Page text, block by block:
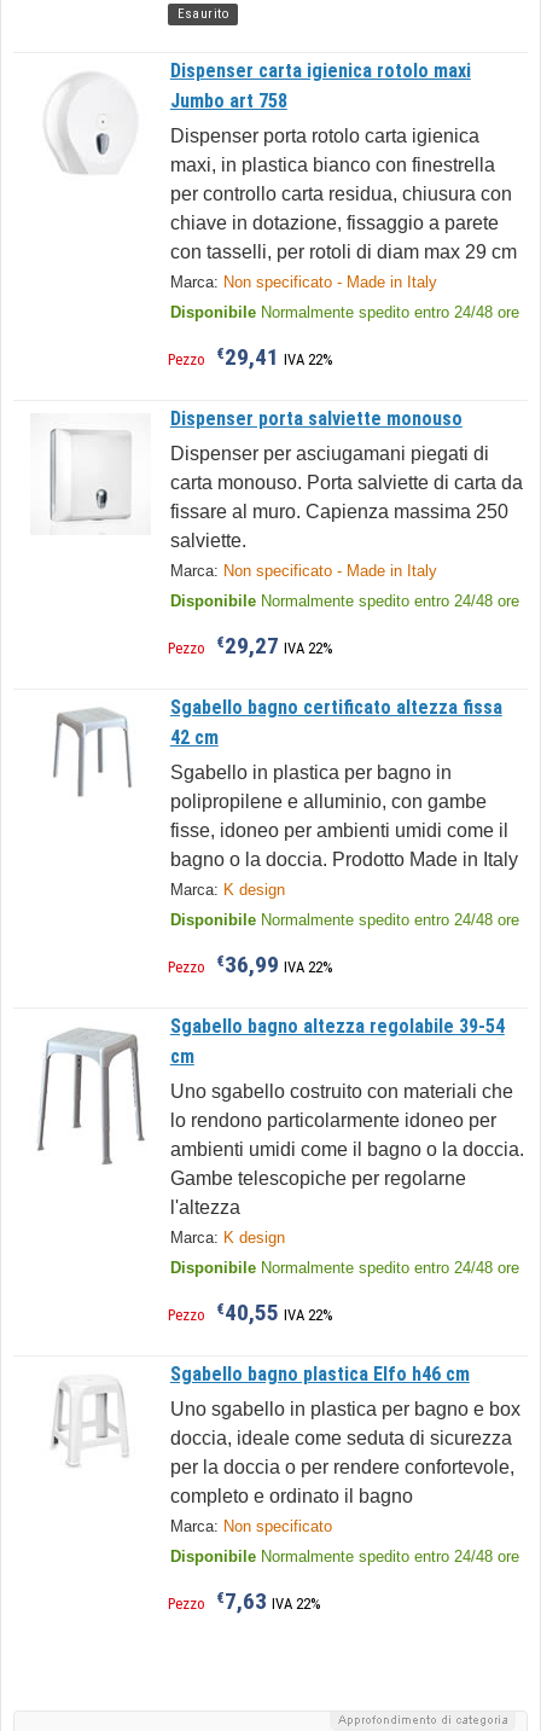
Esaurito
Dispenser carta igienica rotolo maxi
Jumbo art 758
Dispenser porta rotolo carta igienica
maxi, in plastica bianco con finestrella
per controllo carta residua, chiusura con
chiave in dotazione, fissaggio a parete
con tasselli, per rotoli di diam max 29 cm
Marca: Non specificato - Made in Italy
Disponibile Normalmente spedito entro 24/48 ore
Pezzo €29,41 IVA 22%
Dispenser porta salviette monouso
Dispenser per asciugamani piegati di
carta monouso. Porta salviette di carta da
fissare al muro. Capienza massima 250
salviette.
Marca: Non specificato - Made in Italy
Disponibile Normalmente spedito entro 24/48 ore
Pezzo €29,27 IVA 22%
Sgabello bagno certificato altezza fissa
42 cm
Sgabello in plastica per bagno in
polipropilene e alluminio, con gambe
fisse, idoneo per ambienti umidi come il
bagno o la doccia. Prodotto Made in Italy
Marca: K design
Disponibile Normalmente spedito entro 24/48 ore
Pezzo €36,99 IVA 22%
Sgabello bagno altezza regolabile 39-54
cm
Uno sgabello costruito con materiali che
lo rendono particolarmente idoneo per
ambienti umidi come il bagno o la doccia.
Gambe telescopiche per regolarne
l'altezza
Marca: K design
Disponibile Normalmente spedito entro 24/48 ore
Pezzo €40,55 IVA 22%
Sgabello bagno plastica Elfo h46 cm
Uno sgabello in plastica per bagno e box
doccia, ideale come seduta di sicurezza
per la doccia o per rendere confortevole,
completo e ordinato il bagno
Marca: Non specificato
Disponibile Normalmente spedito entro 24/48 ore
Pezzo €7,63 IVA 22%